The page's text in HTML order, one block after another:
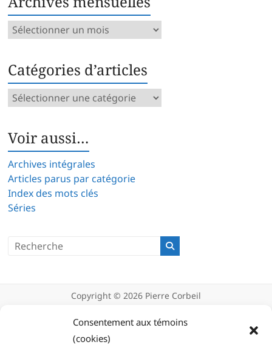
Consentement aux témoins
(cookies)
Archives
Catégories d’articles
Catégories
Voir aussi…
Archives intégrales
Articles parus par catégorie
Index des mots clés
Séries
Copyright © 2026 Pierre Corbeil
(cookies)